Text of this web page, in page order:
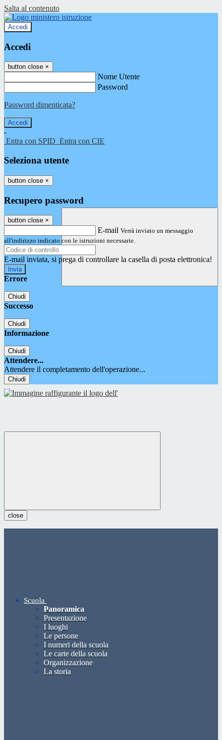
Salta al contenuto
Accedi
Accedi
button close ×
Nome Utente
Password
Password dimenticata?
-
Entra con SPID Entra con CIE
Seleziona utente
button close ×
Recupero password
button close ×
E-mail Verrà inviato un messaggio
all'indirizzo indicato con le istruzioni necessarie.
E-mail inviata, si prega di controllare la casella di posta elettronica!
Errore
Chiudi
Successo
Chiudi
Informazione
Chiudi
Attendere...
Attendere il completamento dell'operazione...
Chiudi
close
Scuola
Panoramica
Presentazione
I luoghi
Le persone
I numeri della scuola
Le carte della scuola
Organizzazione
La storia